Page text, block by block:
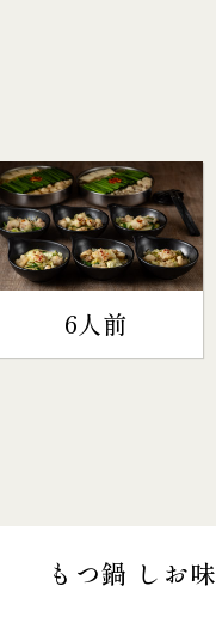
6人前
もつ鍋 しお味